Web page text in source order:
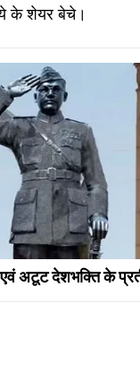
के शेयर बेचे।
एवं अटूट देशभक्ति के